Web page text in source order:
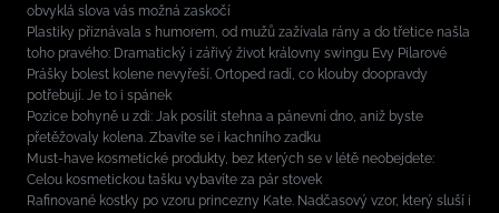
obvyklá slova vás možná zaskočí
Plastiky přiznávala s humorem, od mužů zažívala rány a do třetice našla
toho pravého: Dramatický i zářivý život královny swingu Evy Pilarové
Prášky bolest kolene nevyřeší. Ortoped radí, co klouby doopravdy
potřebují. Je to i spánek
Pozice bohyně u zdi: Jak posílit stehna a pánevní dno, aniž byste
přetěžovaly kolena. Zbavíte se i kachního zadku
Must-have kosmetické produkty, bez kterých se v létě neobejdete:
Celou kosmetickou tašku vybavíte za pár stovek
Rafinované kostky po vzoru princezny Kate. Nadčasový vzor, který sluší i